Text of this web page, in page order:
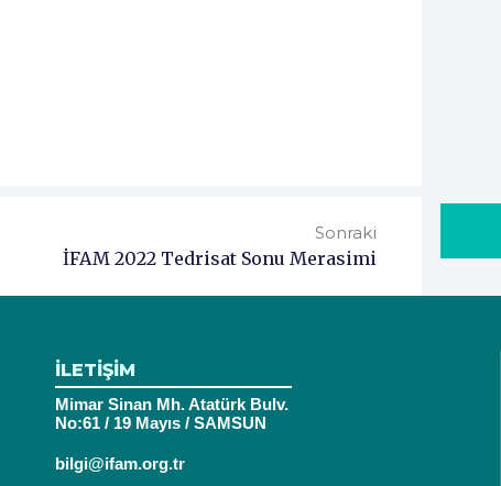
Sonraki
İFAM 2022 Tedrisat Sonu Merasimi
İLETİŞİM
Mimar Sinan Mh. Atatürk Bulv.
No:61 / 19 Mayıs / SAMSUN
bilgi@ifam.org.tr